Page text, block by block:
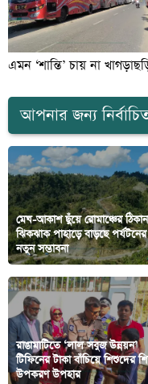
এমন ‘শান্তি’ চায় না
আপনার জন্য
মেঘ-আকাশ ছুঁয়ে রোমাঞ্চের
ঝিকঝাক পাহাড়ে বাড়ছে পর্যটনের
নতুন সম্ভাবনা
রাঙামাটিতে ‘লাল সবুজ উন্নয়ন’
টিফিনের টাকা বাঁচিয়ে শিশুদের
উপকরণ উপহার